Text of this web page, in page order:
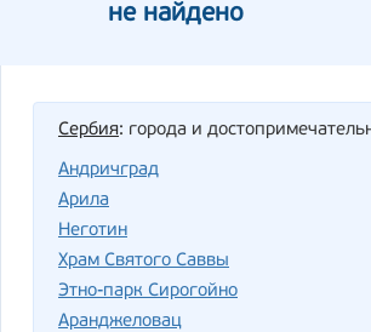
не найдено
Сербия: города и
Андричград
Арила
Неготин
Храм Святого Саввы
Этно-парк Сирогойно
Аранджеловац